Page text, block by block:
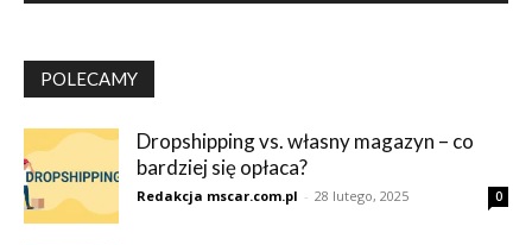
POLECAMY
Dropshipping vs. własny magazyn – co
bardziej się opłaca?
Redakcja mscar.com.pl - 28 lutego, 2025 0